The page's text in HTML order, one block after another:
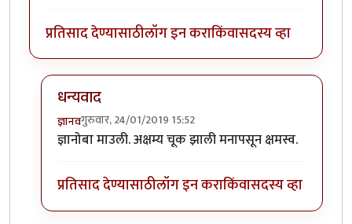
प्रतिसाद देण्यासाठीलॉग इन कराकिंवासदस्य व्हा
धन्यवाद
ज्ञानवगुरुवार, 24/01/2019 15:52
In reply toलेखमाला उत्तम होणार यात शंकाच नाही...
ज्ञानोबा माउली. अक्षम्य चूक झाली मनापसून क्षमस्व.
प्रतिसाद देण्यासाठीलॉग इन कराकिंवासदस्य व्हा